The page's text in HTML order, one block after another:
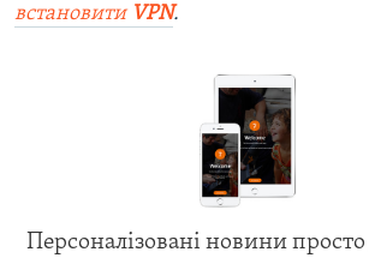
встановити VPN.
Персоналізовані новини